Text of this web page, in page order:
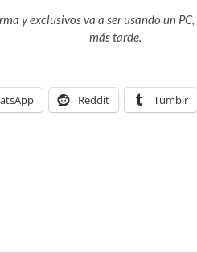
y exclusivos va a ser usando un
más tarde.
Reddit Tumblr